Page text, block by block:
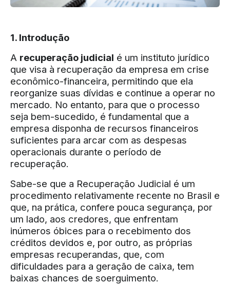
1. Introdução
A recuperação judicial é um instituto jurídico
que visa à recuperação da empresa em crise
econômico-financeira, permitindo que ela
reorganize suas dívidas e continue a operar no
mercado. No entanto, para que o processo
seja bem-sucedido, é fundamental que a
empresa disponha de recursos financeiros
suficientes para arcar com as despesas
operacionais durante o período de
recuperação.
Sabe-se que a Recuperação Judicial é um
procedimento relativamente recente no Brasil e
que, na prática, confere pouca segurança, por
um lado, aos credores, que enfrentam
inúmeros óbices para o recebimento dos
créditos devidos e, por outro, as próprias
empresas recuperandas, que, com
dificuldades para a geração de caixa, tem
baixas chances de soerguimento.